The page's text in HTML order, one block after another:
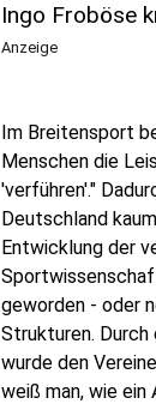
Ingo Froböse
Anzeige
Im Breitensport
Menschen die
'verführen'."
Deutschland
Entwicklung der
geworden - oder
Strukturen. Durch
wurde den
weiß man, wie